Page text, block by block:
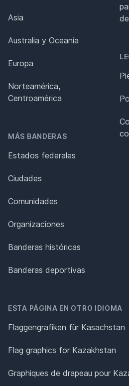
Asia
Australia y Oceanía
Europa
Norteamérica,
Centroamérica
MÁS BANDERAS
Estados federales
Ciudades
Comunidades
Organizaciones
Banderas históricas
Banderas deportivas
ESTA PÁGINA EN OTRO IDIOMA
Flaggengrafiken für Kasachstan
Flag graphics for Kazakhstan
Graphiques de drapeau pour